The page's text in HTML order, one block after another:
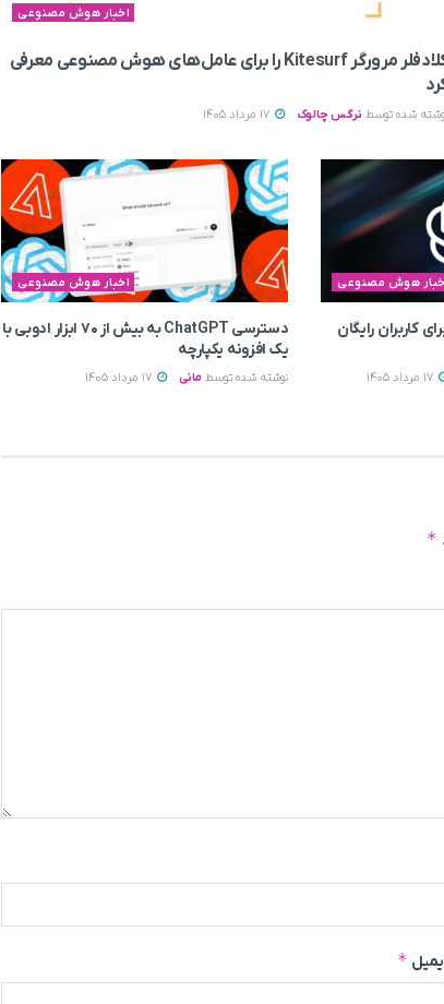
اخبار هوش مصنوعی
کلادفلر مرورگر Kitesurf را برای عامل‌های هوش مصنوعی معرفی
شده توسط نرگس چالوک
هوش مصنوعی
کاربران رایگان
17 مرداد 1405
اخبار هوش مصنوعی
دسترسی ChatGPT به بیش از ۷۰ ابزار ادوبی با
یک افزونه یکپارچه
نوشته شده توسط مانی
*
*